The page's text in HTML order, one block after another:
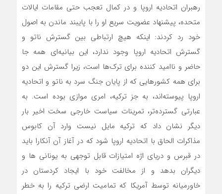
رهبران اتحادیه اروپا و در کمال تعجب حتی مقامات ایالات
متحده، پیشنهاد عضویت سریع او را با پایبند ماندن به اصول
خود رد کردند: اینکه هیچ ارتباطی بین گسترش ناتو و
گسترش اتحادیه اروپا وجود ندارد، این بیانیه‌‌‌ای همه جا
حاضر و ناامید کننده برای ترک‌‌‌‌ها است، زیرا گسترش این دو
برای همه کشورهایی که از پایان جنگ سرد به ناتو و اتحادیه
اروپا پیوسته‌اند، به جز ترکیه، امری موازی بوده است. به
عبارتی گسترده‌تر، تمرینات سیاست خارجی سخت اخیر بار
دیگر نشان داد که ترکیه مایل نیست وارد آن کابوس
مذاکرات الحاق با اتحادیه اروپا شود که در آغاز آن آنکارا باید
در قبرس و دریای اژه امتیازات قابل توجهی به یونانی ها و
دیگران بدهد و از مخالفت خود با ایجاد کردستان در
خاورمیانه توسط آمریکا که تمامیت ارضی ترکیه را به خطر